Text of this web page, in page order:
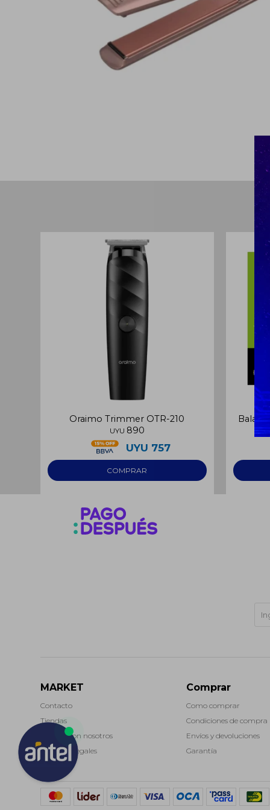
Oraimo Trimmer OTR-210
UYU 890
UYU 757
MARKET
Contacto
Tiendas
Trabaja con nosotros
Términos legales
Comprar
Como comprar
Condiciones de compra
Envíos y devoluciones
Garantía